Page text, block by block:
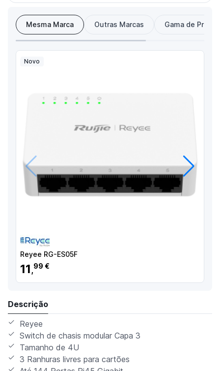
Mesma Marca Outras Marcas Gama de Preço
Anterior Próximo
Novo
Reyee RG-ES05F
11 ,99 €
Descrição
Reyee
Switch de chasis modular Capa 3
Tamanho de 4U
3 Ranhuras livres para cartões